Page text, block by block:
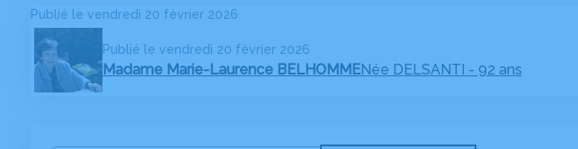
Publié le vendredi 20 février 2026
Publié le vendredi 20 février 2026
Madame Marie-Laurence BELHOMMENée DELSANTI - 92 ans